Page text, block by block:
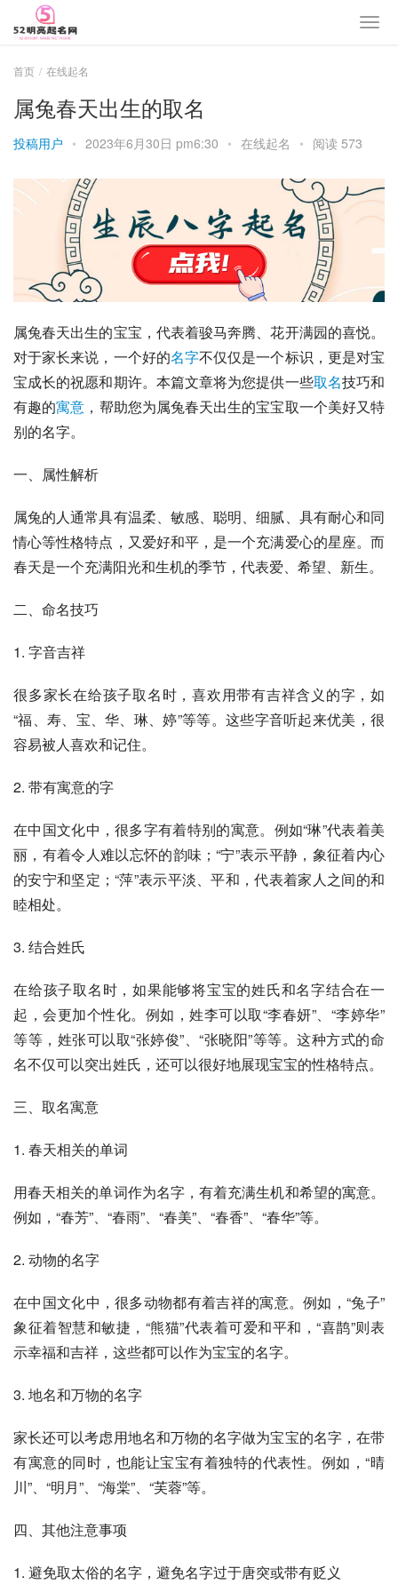
首页 在线起名
属兔春天出生的取名
投稿用户 • 2023年6月30日 pm6:30 • 在线起名 • 阅读 573
属兔春天出生的宝宝，代表着骏马奔腾、花开满园的喜悦。
对于家长来说，一个好的名字不仅仅是一个标识，更是对宝
宝成长的祝愿和期许。本篇文章将为您提供一些取名技巧和
有趣的寓意 ，帮助您为属兔春天出生的宝宝取一个美好又特
别的名字。
一、属性解析
属兔的人通常具有温柔、敏感、聪明、细腻、具有耐心和同
情心等性格特点，又爱好和平，是一个充满爱心的星座。而
春天是一个充满阳光和生机的季节，代表爱、希望、新生。
二、命名技巧
1. 字音吉祥
很多家长在给孩子取名时，喜欢用带有吉祥含义的字，如
“福、寿、宝、华、琳、婷”等等。这些字音听起来优美，很
容易被人喜欢和记住。
2. 带有寓意的字
在中国文化中，很多字有着特别的寓意。例如“琳”代表着美
丽，有着令人难以忘怀的韵味；“宁”表示平静，象征着内心
的安宁和坚定；“萍”表示平淡、平和，代表着家人之间的和
睦相处。
3. 结合姓氏
在给孩子取名时，如果能够将宝宝的姓氏和名字结合在一
起，会更加个性化。例如，姓李可以取“李春妍”、“李婷华”
等等，姓张可以取“张婷俊”、“张晓阳”等等。这种方式的命
名不仅可以突出姓氏，还可以很好地展现宝宝的性格特点。
三、取名寓意
1. 春天相关的单词
用春天相关的单词作为名字，有着充满生机和希望的寓意。
例如，“春芳”、“春雨”、“春美”、“春香”、“春华”等。
2. 动物的名字
在中国文化中，很多动物都有着吉祥的寓意。例如，“兔子”
象征着智慧和敏捷，“熊猫”代表着可爱和平和，“喜鹊”则表
示幸福和吉祥，这些都可以作为宝宝的名字。
3. 地名和万物的名字
家长还可以考虑用地名和万物的名字做为宝宝的名字，在带
有寓意的同时，也能让宝宝有着独特的代表性。例如，“晴
川”、“明月”、“海棠”、“芙蓉”等。
四、其他注意事项
1. 避免取太俗的名字，避免名字过于唐突或带有贬义